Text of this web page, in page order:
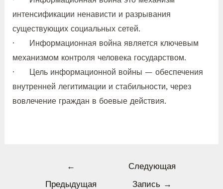
интенсификации ненависти и разрывания
существующих социальных сетей.
· Информационная война является ключевым
механизмом контроля человека государством.
· Цель информационной войны — обеспечения
внутренней легитимации и стабильности, через
вовлечение граждан в боевые действия.
←
Предыдущая
Следующая
Запись →